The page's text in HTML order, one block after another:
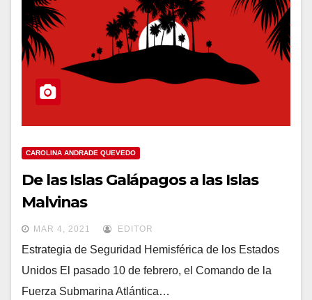
CAROLINA ANDRADE QUEVEDO
De las Islas Galápagos a las Islas
Malvinas
MAR 4, 2021 EDITOR
Estrategia de Seguridad Hemisférica de los Estados
Unidos El pasado 10 de febrero, el Comando de la
Fuerza Submarina Atlántica…